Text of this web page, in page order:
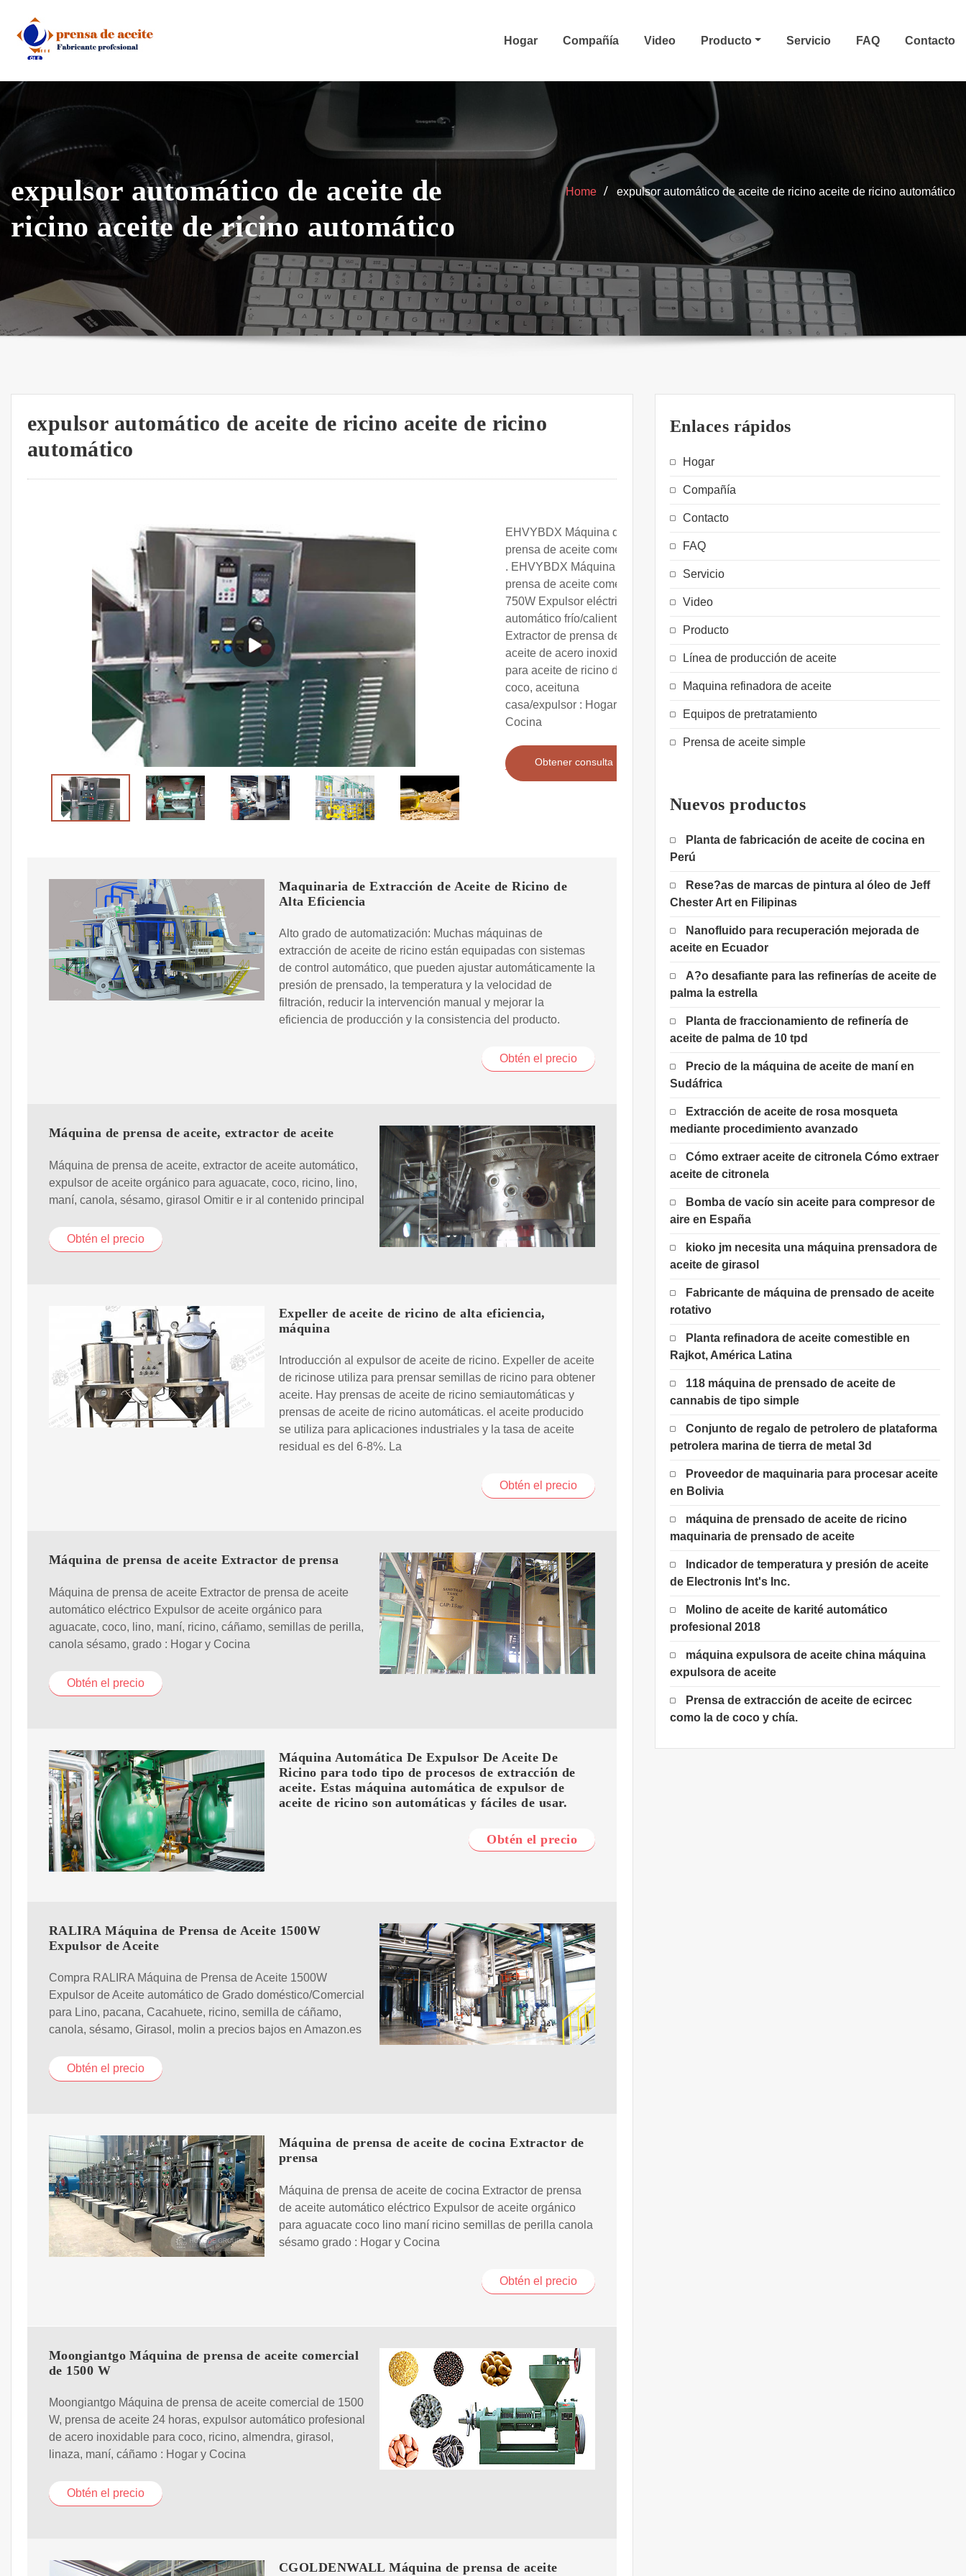
content
Hogar Compañía Video Producto Servicio FAQ Contacto
expulsor automático de aceite de
ricino aceite de ricino automático
Home expulsor automático de aceite de ricino aceite de ricino automático
expulsor automático de aceite de ricino aceite de ricino
automático
EHVYBDX Máquina de
prensa de aceite comercial
. EHVYBDX Máquina de
prensa de aceite comercial
750W Expulsor eléctrico
automático frío/caliente
Extractor de prensa de
aceite de acero inoxidable
para aceite de ricino de
coco, aceituna
casa/expulsor : Hogar y
Cocina
Obtener consulta
Maquinaria de Extracción de Aceite de Ricino de
Alta Eficiencia
Alto grado de automatización: Muchas máquinas de
extracción de aceite de ricino están equipadas con sistemas
de control automático, que pueden ajustar automáticamente la
presión de prensado, la temperatura y la velocidad de
filtración, reducir la intervención manual y mejorar la
eficiencia de producción y la consistencia del producto.
Obtén el precio
Máquina de prensa de aceite, extractor de aceite
Máquina de prensa de aceite, extractor de aceite automático,
expulsor de aceite orgánico para aguacate, coco, ricino, lino,
maní, canola, sésamo, girasol Omitir e ir al contenido principal
Obtén el precio
Expeller de aceite de ricino de alta eficiencia,
máquina
Introducción al expulsor de aceite de ricino. Expeller de aceite
de ricinose utiliza para prensar semillas de ricino para obtener
aceite. Hay prensas de aceite de ricino semiautomáticas y
prensas de aceite de ricino automáticas. el aceite producido
se utiliza para aplicaciones industriales y la tasa de aceite
residual es del 6-8%. La
Obtén el precio
Máquina de prensa de aceite Extractor de prensa
Máquina de prensa de aceite Extractor de prensa de aceite
automático eléctrico Expulsor de aceite orgánico para
aguacate, coco, lino, maní, ricino, cáñamo, semillas de perilla,
canola sésamo, grado : Hogar y Cocina
Obtén el precio
Máquina Automática De Expulsor De Aceite De
Ricino para todo tipo de procesos de extracción de
aceite. Estas máquina automática de expulsor de
aceite de ricino son automáticas y fáciles de usar.
Obtén el precio
RALIRA Máquina de Prensa de Aceite 1500W
Expulsor de Aceite
Compra RALIRA Máquina de Prensa de Aceite 1500W
Expulsor de Aceite automático de Grado doméstico/Comercial
para Lino, pacana, Cacahuete, ricino, semilla de cáñamo,
canola, sésamo, Girasol, molin a precios bajos en Amazon.es
Obtén el precio
Máquina de prensa de aceite de cocina Extractor de
prensa
Máquina de prensa de aceite de cocina Extractor de prensa
de aceite automático eléctrico Expulsor de aceite orgánico
para aguacate coco lino maní ricino semillas de perilla canola
sésamo grado : Hogar y Cocina
Obtén el precio
Moongiantgo Máquina de prensa de aceite comercial
de 1500 W
Moongiantgo Máquina de prensa de aceite comercial de 1500
W, prensa de aceite 24 horas, expulsor automático profesional
de acero inoxidable para coco, ricino, almendra, girasol,
linaza, maní, cáñamo : Hogar y Cocina
Obtén el precio
CGOLDENWALL Máquina de prensa de aceite
Enlaces rápidos
Hogar
Compañía
Contacto
FAQ
Servicio
Video
Producto
Línea de producción de aceite
Maquina refinadora de aceite
Equipos de pretratamiento
Prensa de aceite simple
Nuevos productos
Planta de fabricación de aceite de cocina en
Perú
Rese?as de marcas de pintura al óleo de Jeff
Chester Art en Filipinas
Nanofluido para recuperación mejorada de
aceite en Ecuador
A?o desafiante para las refinerías de aceite de
palma la estrella
Planta de fraccionamiento de refinería de
aceite de palma de 10 tpd
Precio de la máquina de aceite de maní en
Sudáfrica
Extracción de aceite de rosa mosqueta
mediante procedimiento avanzado
Cómo extraer aceite de citronela Cómo extraer
aceite de citronela
Bomba de vacío sin aceite para compresor de
aire en España
kioko jm necesita una máquina prensadora de
aceite de girasol
Fabricante de máquina de prensado de aceite
rotativo
Planta refinadora de aceite comestible en
Rajkot, América Latina
118 máquina de prensado de aceite de
cannabis de tipo simple
Conjunto de regalo de petrolero de plataforma
petrolera marina de tierra de metal 3d
Proveedor de maquinaria para procesar aceite
en Bolivia
máquina de prensado de aceite de ricino
maquinaria de prensado de aceite
Indicador de temperatura y presión de aceite
de Electronis Int's Inc.
Molino de aceite de karité automático
profesional 2018
máquina expulsora de aceite china máquina
expulsora de aceite
Prensa de extracción de aceite de ecircec
como la de coco y chía.